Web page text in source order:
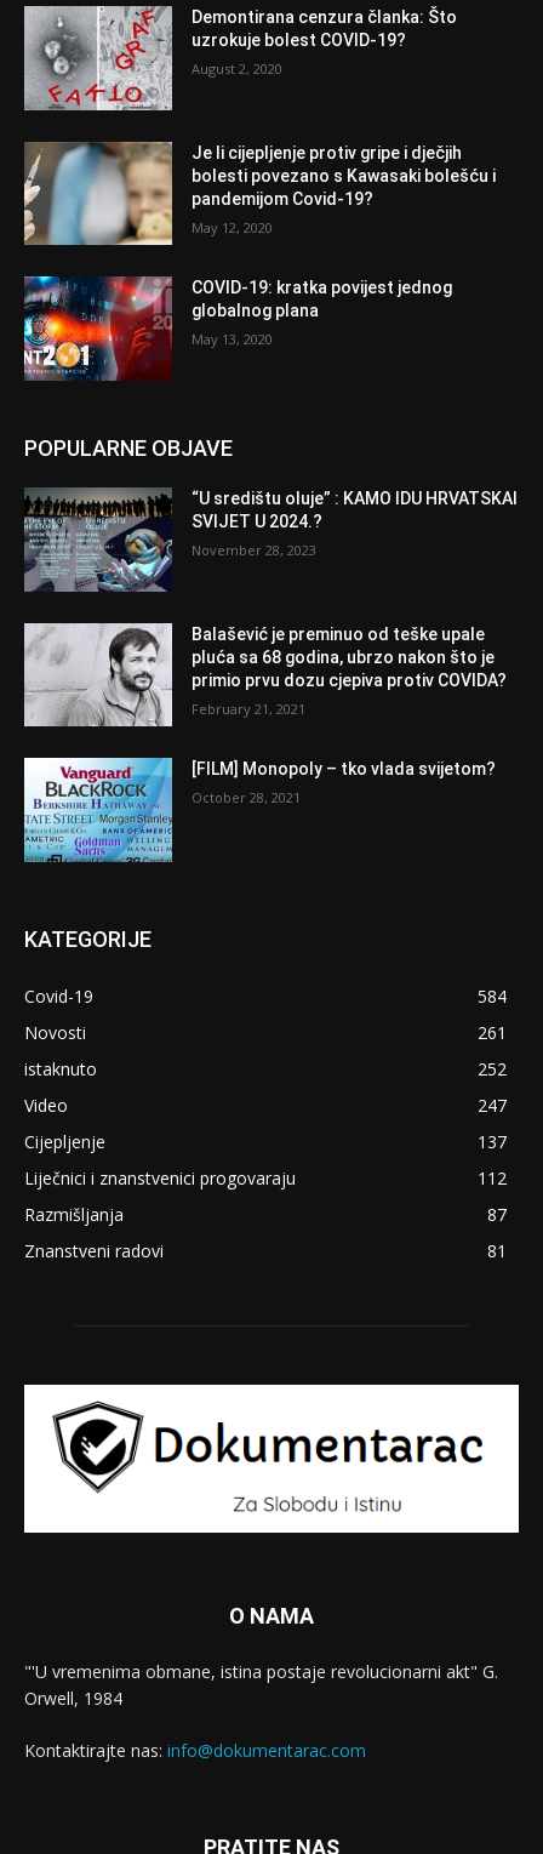
Demontirana cenzura članka: Što
uzrokuje bolest COVID-19?
August 2, 2020
Je li cijepljenje protiv gripe i dječjih
bolesti povezano s Kawasaki bolešću i
pandemijom Covid-19?
May 12, 2020
COVID-19: kratka povijest jednog
globalnog plana
May 13, 2020
POPULARNE OBJAVE
“U središtu oluje” : KAMO IDU HRVATSKAI
SVIJET U 2024.?
November 28, 2023
Balašević je preminuo od teške upale
pluća sa 68 godina, ubrzo nakon što je
primio prvu dozu cjepiva protiv COVIDA?
February 21, 2021
[FILM] Monopoly – tko vlada svijetom?
October 28, 2021
KATEGORIJE
Covid-19
584
Novosti
261
istaknuto
252
Video
247
Cijepljenje
137
Liječnici i znanstvenici progovaraju
112
Razmišljanja
87
Znanstveni radovi
81
O NAMA
"'U vremenima obmane, istina postaje revolucionarni akt" G.
Orwell, 1984
Kontaktirajte nas: info@dokumentarac.com
PRATITE NAS